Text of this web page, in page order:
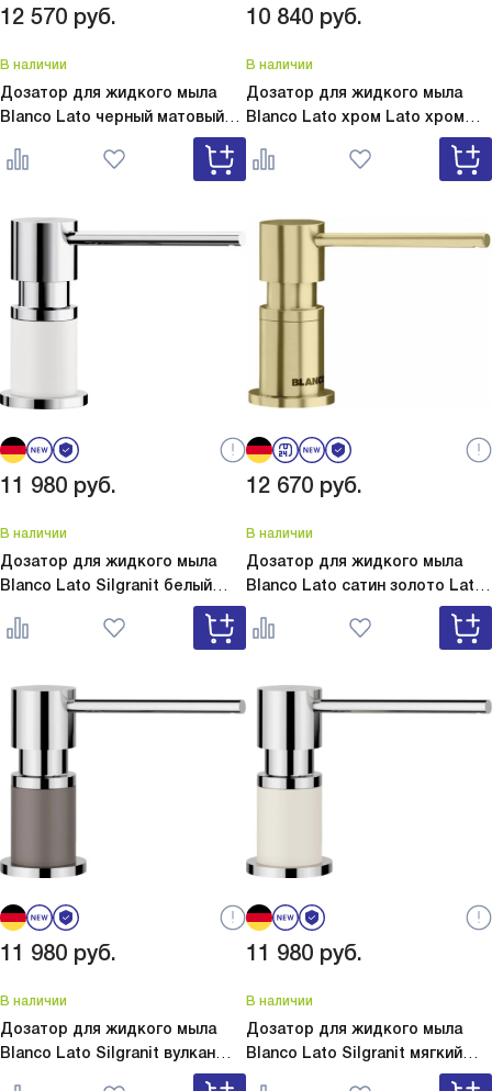
12 570 руб.
В наличии
Дозатор для жидкого мыла
Blanco Lato черный матовый
Lato черный матовый 525789
10 840 руб.
В наличии
Дозатор для жидкого мыла
Blanco Lato хром Lato хром
11 980 руб.
В наличии
Дозатор для жидкого мыла
Blanco Lato Silgranit белый
Lato Silgranit белый 525814
12 670 руб.
В наличии
Дозатор для жидкого мыла
Blanco Lato сатин золото Lato
11 980 руб.
В наличии
Дозатор для жидкого мыла
Blanco Lato Silgranit вулкан
Lato Silgranit вулкан
11 980 руб.
В наличии
Дозатор для жидкого мыла
Blanco Lato Silgranit мягкий
Lato Silgranit мягкий